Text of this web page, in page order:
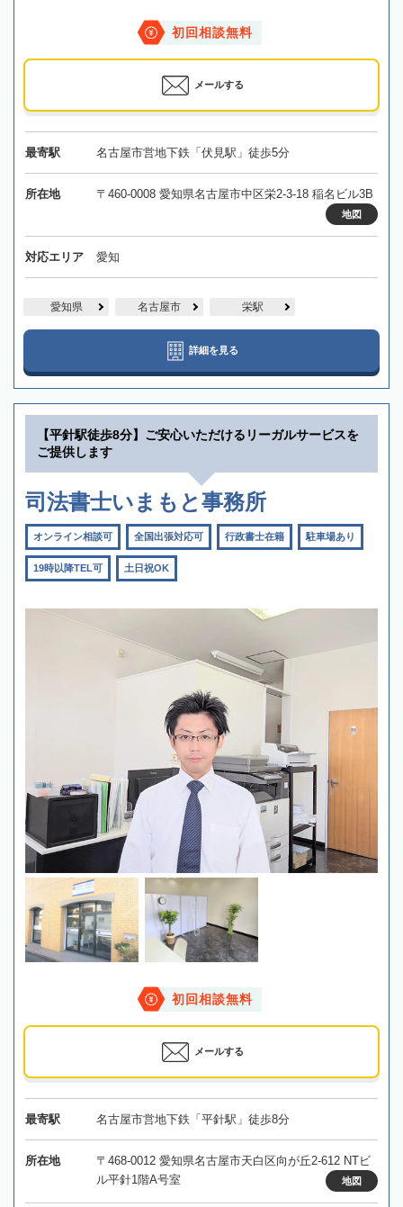
初回相談無料
メールする
最寄駅 名古屋市営地下鉄「伏見駅」徒歩5分
所在地 〒460-0008 愛知県名古屋市中区栄2-3-18 稲名ビル3B
地図
対応エリア 愛知
愛知県 名古屋市 栄駅
詳細を見る
【平針駅徒歩8分】ご安心いただけるリーガルサービスを
ご提供します
司法書士いまもと事務所
オンライン相談可 全国出張対応可 行政書士在籍 駐車場あり
19時以降TEL可 土日祝OK
初回相談無料
メールする
最寄駅 名古屋市営地下鉄「平針駅」徒歩8分
所在地
〒468-0012 愛知県名古屋市天白区向が丘2-612 NTビ
ル平針1階A号室
地図